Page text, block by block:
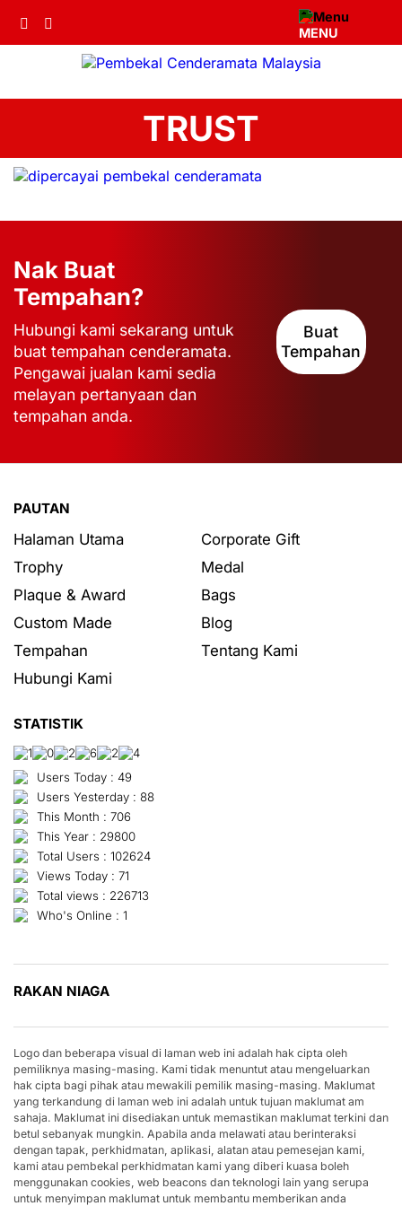
MENU
TRUST
Nak Buat
Tempahan?
Hubungi kami sekarang untuk
buat tempahan cenderamata.
Pengawai jualan kami sedia
melayan pertanyaan dan
tempahan anda.
Buat
Tempahan
PAUTAN
Halaman Utama
Corporate Gift
Trophy
Medal
Plaque & Award
Bags
Custom Made
Blog
Tempahan
Tentang Kami
Hubungi Kami
STATISTIK
Users Today : 49
Users Yesterday : 88
This Month : 706
This Year : 29800
Total Users : 102624
Views Today : 71
Total views : 226713
Who's Online : 1
RAKAN NIAGA
Logo dan beberapa visual di laman web ini adalah hak cipta oleh
pemiliknya masing-masing. Kami tidak menuntut atau mengeluarkan
hak cipta bagi pihak atau mewakili pemilik masing-masing. Maklumat
yang terkandung di laman web ini adalah untuk tujuan maklumat am
sahaja. Maklumat ini disediakan untuk memastikan maklumat terkini dan
betul sebanyak mungkin. Apabila anda melawati atau berinteraksi
dengan tapak, perkhidmatan, aplikasi, alatan atau pemesejan kami,
kami atau pembekal perkhidmatan kami yang diberi kuasa boleh
menggunakan cookies, web beacons dan teknologi lain yang serupa
untuk menyimpan maklumat untuk membantu memberikan anda